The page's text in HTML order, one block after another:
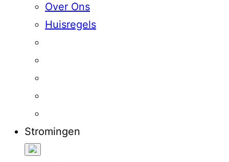
Over Ons
Huisregels
Stromingen